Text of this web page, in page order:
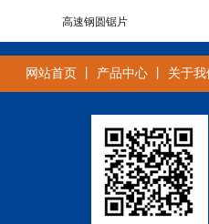
高速钢圆锯片
数控钨钢铣刀
木工带锯条
CNC铣刀
合金带锯条
网站首页 产品中心 关于我